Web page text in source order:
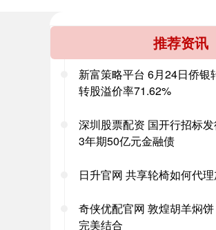
推荐资讯
新富策略平台 6月24日侨银
转股溢价率71.62%
深圳股票配资 国开行招标发
3年期50亿元金融债
日升官网 共享轮椅如何代
奇侠优配官网 敦煌胡羊焖
完美结合